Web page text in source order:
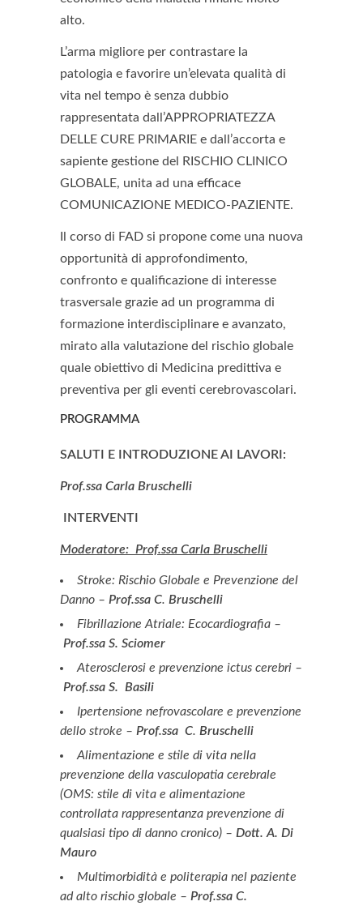
alto.
L’arma migliore per contrastare la
patologia e favorire un’elevata qualità di
vita nel tempo è senza dubbio
rappresentata dall’APPROPRIATEZZA
DELLE CURE PRIMARIE e dall’accorta e
sapiente gestione del RISCHIO CLINICO
GLOBALE, unita ad una efficace
COMUNICAZIONE MEDICO-PAZIENTE.
Il corso di FAD si propone come una nuova
opportunità di approfondimento,
confronto e qualificazione di interesse
trasversale grazie ad un programma di
formazione interdisciplinare e avanzato,
mirato alla valutazione del rischio globale
quale obiettivo di Medicina predittiva e
preventiva per gli eventi cerebrovascolari.
PROGRAMMA
SALUTI E INTRODUZIONE AI LAVORI:
Prof.ssa Carla Bruschelli
INTERVENTI
Moderatore: Prof.ssa Carla Bruschelli
Stroke: Rischio Globale e Prevenzione del
Danno – Prof.ssa C. Bruschelli
Fibrillazione Atriale: Ecocardiografia –
Prof.ssa S. Sciomer
Aterosclerosi e prevenzione ictus cerebri –
Prof.ssa S. Basili
Ipertensione nefrovascolare e prevenzione
dello stroke – Prof.ssa C. Bruschelli
Alimentazione e stile di vita nella
prevenzione della vasculopatia cerebrale
(OMS: stile di vita e alimentazione
controllata rappresentanza prevenzione di
qualsiasi tipo di danno cronico) – Dott. A. Di
Mauro
Multimorbidità e politerapia nel paziente
ad alto rischio globale – Prof.ssa C.